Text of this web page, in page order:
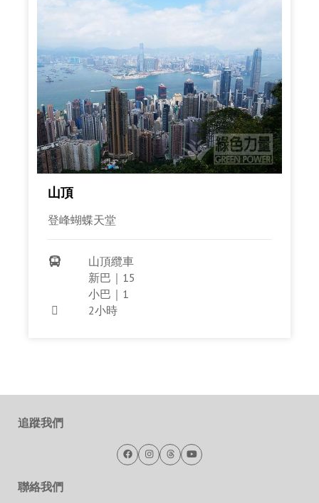
山頂
登峰蝴蝶天堂

山頂纜車
新巴｜15
小巴｜1
 2小時
追蹤我們
   
聯絡我們